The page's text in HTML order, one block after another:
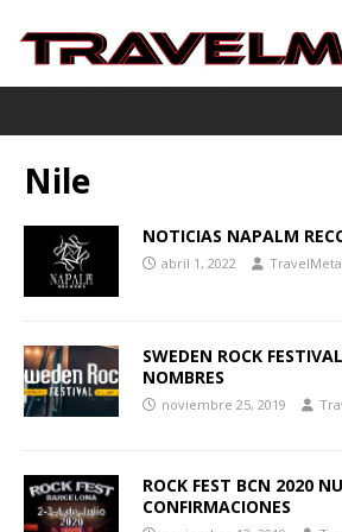
Nile
NOTICIAS NAPALM
abril 1, 2022
SWEDEN ROCK
NOMBRES
noviembre 25, 2019
ROCK FEST BCN 2020
CONFIRMACIONES